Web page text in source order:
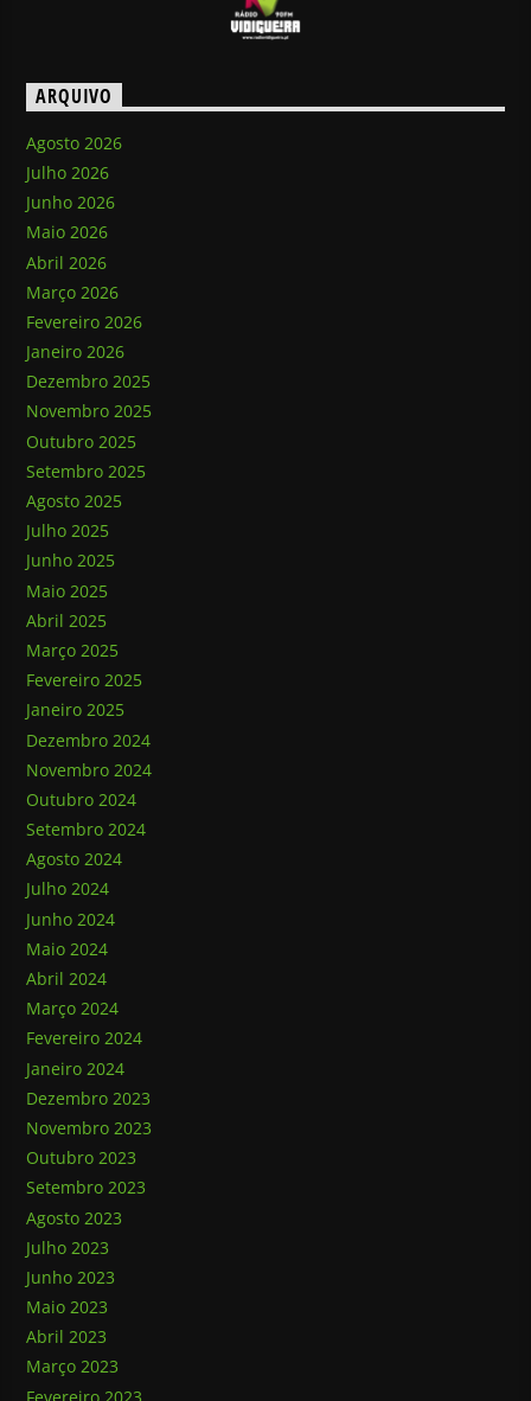
ARQUIVO
Agosto 2026
Julho 2026
Junho 2026
Maio 2026
Abril 2026
Março 2026
Fevereiro 2026
Janeiro 2026
Dezembro 2025
Novembro 2025
Outubro 2025
Setembro 2025
Agosto 2025
Julho 2025
Junho 2025
Maio 2025
Abril 2025
Março 2025
Fevereiro 2025
Janeiro 2025
Dezembro 2024
Novembro 2024
Outubro 2024
Setembro 2024
Agosto 2024
Julho 2024
Junho 2024
Maio 2024
Abril 2024
Março 2024
Fevereiro 2024
Janeiro 2024
Dezembro 2023
Novembro 2023
Outubro 2023
Setembro 2023
Agosto 2023
Julho 2023
Junho 2023
Maio 2023
Abril 2023
Março 2023
Fevereiro 2023